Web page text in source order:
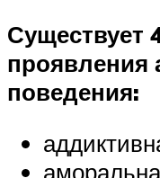
проявления
поведения: